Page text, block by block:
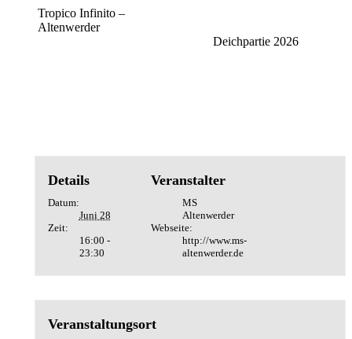
Facebook
Twitter
LinkedIn
WhatsApp
Tumblr
Pinterest
Veranstaltung
Navigation
Tropico Infinito –
Altenwerder
Deichpartie 2026
Details
Datum:
Juni 28
Zeit:
16:00 -
23:30
Veranstalter
MS
Altenwerder
Webseite:
http://www.ms-
altenwerder.de
Veranstaltungsort